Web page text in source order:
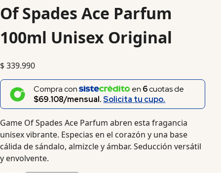
Of Spades Ace Parfum
100ml Unisex Original
$339.990
Compra con en 6cuotas de
$69.108/mensual.Solicita tu cupo.
Game Of Spades Ace Parfum abren esta fragancia
unisex vibrante. Especias en el corazón y una base
cálida de sándalo, almizcle y ámbar. Seducción versátil
y envolvente.